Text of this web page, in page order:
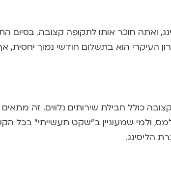
ואתה חוכר אותו לתקופה קצובה. בסיום
העיקרי הוא בתשלום חודשי נמוך יחסית,
כולל חבילת שירותים נלווים. זה
ולמי שמעוניין ב"שקט תעשייתי" בכל
הליסינג.